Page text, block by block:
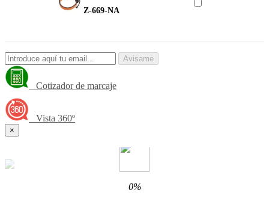
Z-669-NA
Avisame
Cotizador de marcaje
Vista 360º
×